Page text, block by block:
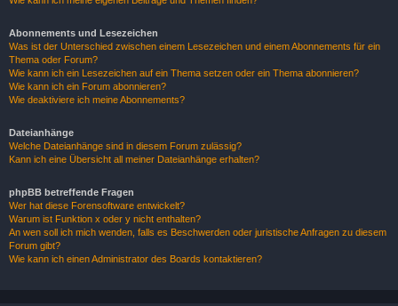
Abonnements und Lesezeichen
Was ist der Unterschied zwischen einem Lesezeichen und einem Abonnements für ein
Thema oder Forum?
Wie kann ich ein Lesezeichen auf ein Thema setzen oder ein Thema abonnieren?
Wie kann ich ein Forum abonnieren?
Wie deaktiviere ich meine Abonnements?
Dateianhänge
Welche Dateianhänge sind in diesem Forum zulässig?
Kann ich eine Übersicht all meiner Dateianhänge erhalten?
phpBB betreffende Fragen
Wer hat diese Forensoftware entwickelt?
Warum ist Funktion x oder y nicht enthalten?
An wen soll ich mich wenden, falls es Beschwerden oder juristische Anfragen zu diesem
Forum gibt?
Wie kann ich einen Administrator des Boards kontaktieren?